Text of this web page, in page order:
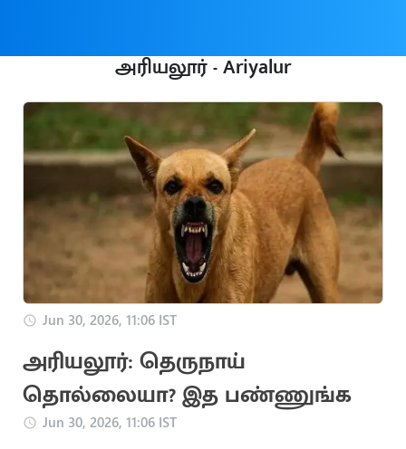
அரியலூர் - Ariyalur
Jun 30, 2026, 11:06 IST
அரியலூர்: தெருநாய்
தொல்லையா? இத பண்ணுங்க
Jun 30, 2026, 11:06 IST